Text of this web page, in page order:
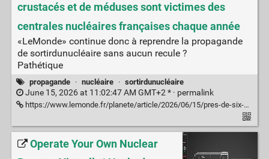
crustacés et de méduses sont victimes des
centrales nucléaires françaises chaque année
«LeMonde» continue donc à reprendre la propagande
de sortirdunucléaire sans aucun recule ?
Pathétique
propagande · nucléaire · sortirdunucléaire
June 15, 2026 at 11:02:47 AM GMT+2 * · permalink
https://www.lemonde.fr/planete/article/2026/06/15/pres-de-six-milliards-de-poissons-de-crustaces-et-de-meduses-sont-victimes-des-centrales-nucleaires-francaises-chaque-annee_6703147_3244.html
Operate Your Own Nuclear